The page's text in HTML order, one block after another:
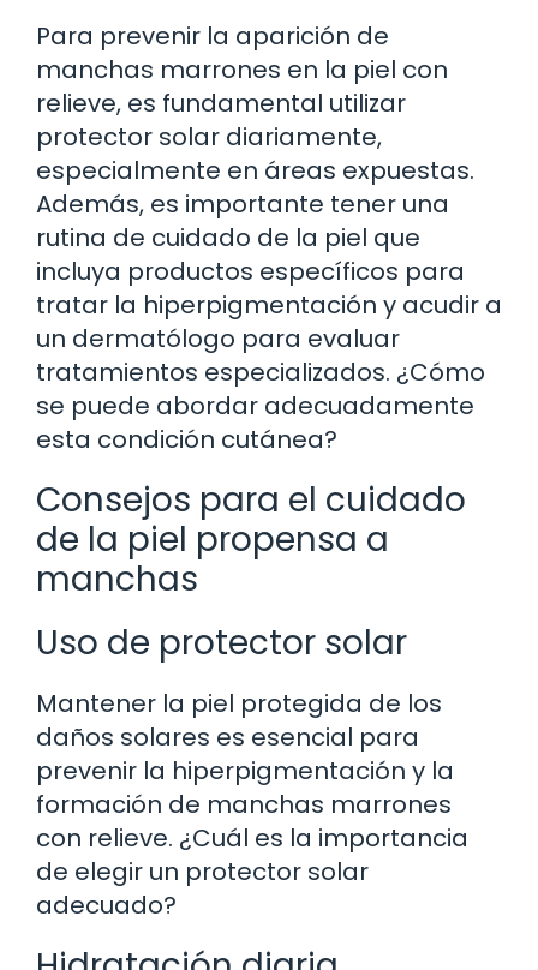
Para prevenir la aparición de
manchas marrones en la piel con
relieve, es fundamental utilizar
protector solar diariamente,
especialmente en áreas expuestas.
Además, es importante tener una
rutina de cuidado de la piel que
incluya productos específicos para
tratar la hiperpigmentación y acudir a
un dermatólogo para evaluar
tratamientos especializados. ¿Cómo
se puede abordar adecuadamente
esta condición cutánea?
Consejos para el cuidado
de la piel propensa a
manchas
Uso de protector solar
Mantener la piel protegida de los
daños solares es esencial para
prevenir la hiperpigmentación y la
formación de manchas marrones
con relieve. ¿Cuál es la importancia
de elegir un protector solar
adecuado?